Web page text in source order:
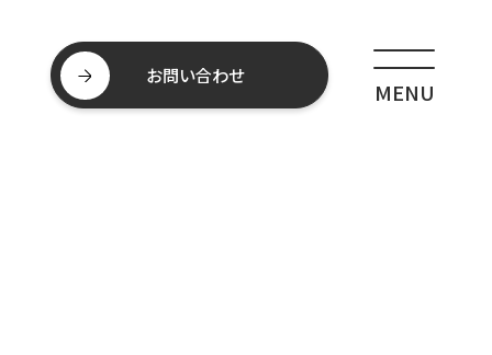
お問い合わせ